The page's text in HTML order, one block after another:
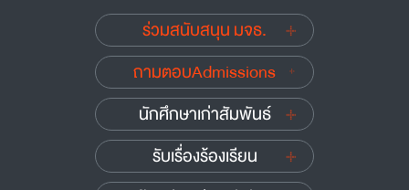
ร่วมสนับสนุน มจธ.
ถามตอบAdmissions
นักศึกษาเก่าสัมพันธ์
รับเรื่องร้องเรียน